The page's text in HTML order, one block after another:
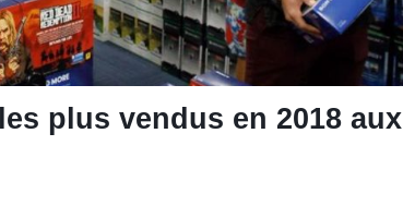
plus vendus en 2018 aux